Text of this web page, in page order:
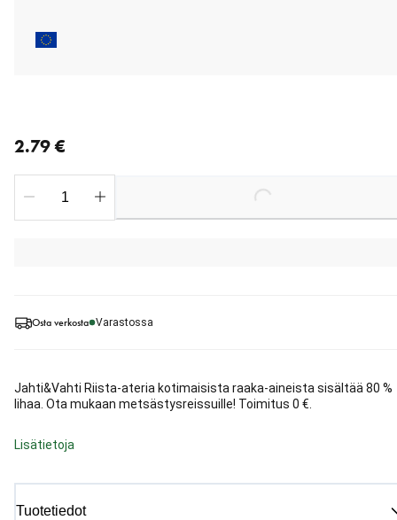
Osta verkosta Varastossa
Jahti&Vahti Riista-ateria kotimaisista raaka-aineista sisältää 80 %
lihaa. Ota mukaan metsästysreissuille! Toimitus 0 €.
Lisätietoja
Tuotetiedot
2.79 €
Loading...